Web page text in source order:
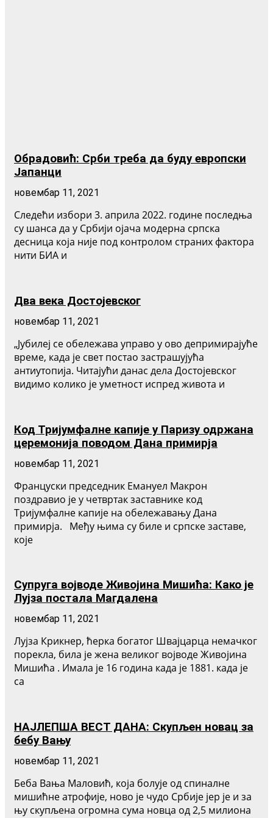
Обрадовић: Срби треба да буду европски
Јапанци
новембар 11, 2021
Следећи избори 3. априла 2022. године последња
су шанса да у Србији ојача модерна српска
десница која није под контролом страних фактора
нити БИА и
Два века Достојевског
новембар 11, 2021
„Јубилеј се обележава управо у ово депримирајуће
време, када је свет постао застрашујућа
антиутопија. Читајући данас дела Достојевског
видимо колико је уметност испред живота и
Код Тријумфалне капије у Паризу одржана
церемонија поводом Дана примирја
новембар 11, 2021
Француски председник Емануел Макрон
поздравио је у четвртак заставнике код
Тријумфалне капије на обележавању Дана
примирја. Међу њима су биле и српске заставе,
које
Супруга војводе Живојина Мишића: Како је
Лујза постала Магдалена
новембар 11, 2021
Лујза Крикнер, ћерка богатог Швајцарца немачког
порекла, била је жена великог војводе Живојина
Мишића . Имала је 16 година када је 1881. када је
са
НАЈЛЕПША ВЕСТ ДАНА: Скупљен новац за
бебу Вању
новембар 11, 2021
Беба Вања Маловић, која болује од спиналне
мишићне атрофије, ново је чудо Србије јер је и за
њу скупљена огромна сума новца од 2,5 милиона